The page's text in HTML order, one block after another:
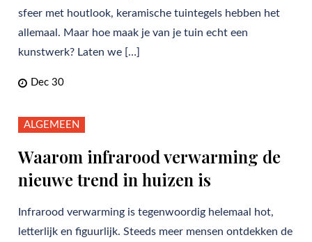
sfeer met houtlook, keramische tuintegels hebben het
allemaal. Maar hoe maak je van je tuin echt een
kunstwerk? Laten we […]
Dec 30
ALGEMEEN
Waarom infrarood verwarming de
nieuwe trend in huizen is
Infrarood verwarming is tegenwoordig helemaal hot,
letterlijk en figuurlijk. Steeds meer mensen ontdekken de